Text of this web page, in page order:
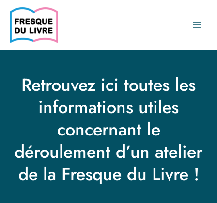
contenu
Menu
Retrouvez ici toutes les
informations utiles
concernant le
déroulement d’un atelier
de la Fresque du Livre !